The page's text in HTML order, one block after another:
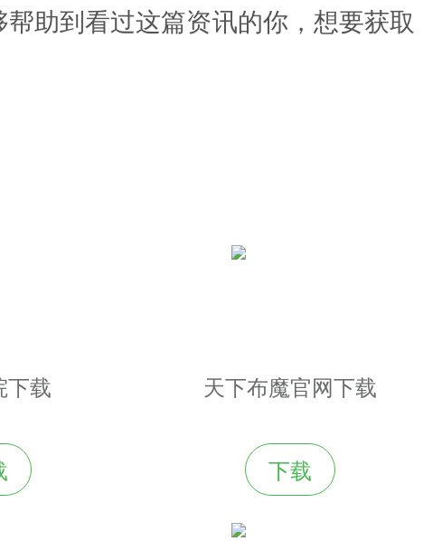
助到看过这篇资讯的你，想要获取
下载 天下布魔官网下载
下载